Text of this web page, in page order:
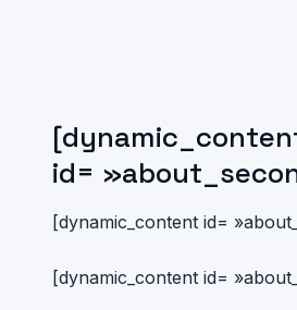
id=
[dynamic_content id=
[dynamic_content id=